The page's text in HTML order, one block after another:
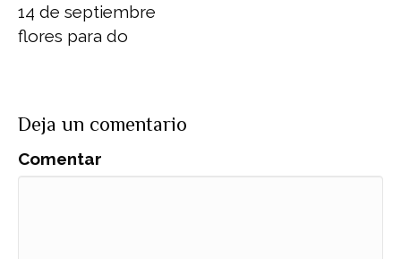
14 de septiembre
flores para do
Deja un comentario
Comentar